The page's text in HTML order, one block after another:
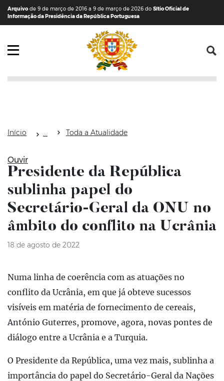
Saltar para o conteúdo (tecla de atalho c)
Mapa do Sítio
Arquivo de 9 de março de 2016 a 9 de março de 2026 do Sítio Oficial de
Informação da Presidência da República Portuguesa
Abrir menu principal
Início Toda a Atualidade
Ouvir
Presidente da República
sublinha papel do
Secretário-Geral da ONU no
âmbito do conflito na Ucrânia
18 de agosto de 2022
Numa linha de coerência com as atuações no
conflito da Ucrânia, em que já obteve sucessos
visíveis em matéria de fornecimento de cereais,
António Guterres, promove, agora, novas pontes de
diálogo entre a Ucrânia e a Turquia.
O Presidente da República, uma vez mais, sublinha a
importância do papel do Secretário-Geral da Nações